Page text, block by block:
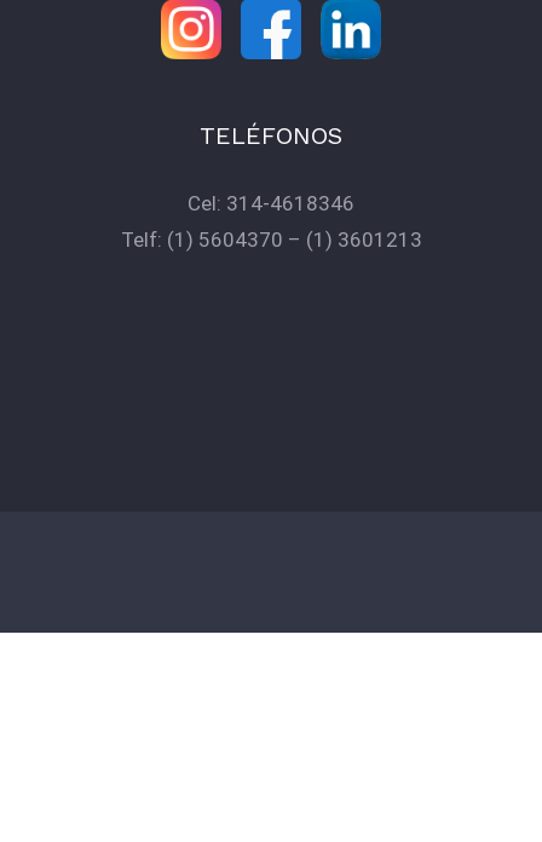
TELÉFONOS
Cel: 314-4618346
Telf: (1) 5604370 – (1) 3601213